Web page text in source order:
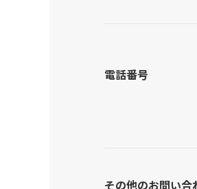
電話番号
その他のお問い合